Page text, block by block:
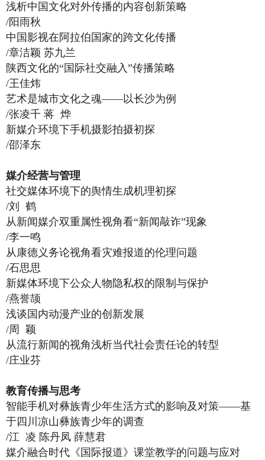
浅析中国文化对外传播的内容创新策略
/阳雨秋
中国影视在阿拉伯国家的跨文化传播
/章洁颖 苏九兰
陕西文化的“国际社交融入”传播策略
/王佳炜
艺术是城市文化之魂——以长沙为例
/张凌千 蒋 烨
新媒介环境下手机摄影拍摄初探
/邵泽东
媒介经营与管理
社交媒体环境下的舆情生成机理初探
/刘 鹤
从新闻媒介双重属性视角看“新闻敲诈”现象
/李一鸣
从康德义务论视角看灾难报道的伦理问题
/石思思
新媒体环境下公众人物隐私权的限制与保护
/燕誉颉
浅谈国内动漫产业的创新发展
/周 颖
从流行新闻的视角浅析当代社会责任论的转型
/庄业芬
教育传播与思考
智能手机对彝族青少年生活方式的影响及对策——基
于四川凉山彝族青少年的调查
/江 凌 陈丹凤 薛慧君
媒介融合时代《国际报道》课堂教学的问题与应对